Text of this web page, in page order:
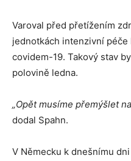
Varoval před přetížením
jednotkách intenzivní
covidem-19. Takový stav
polovině ledna.
„Opět musíme přemýšlet
dodal Spahn.
V Německu k dnešnímu